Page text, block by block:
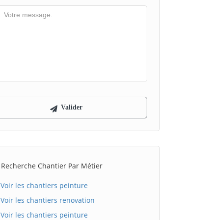
Recherche Chantier Par Métier
Voir les chantiers peinture
Voir les chantiers renovation
Voir les chantiers peinture